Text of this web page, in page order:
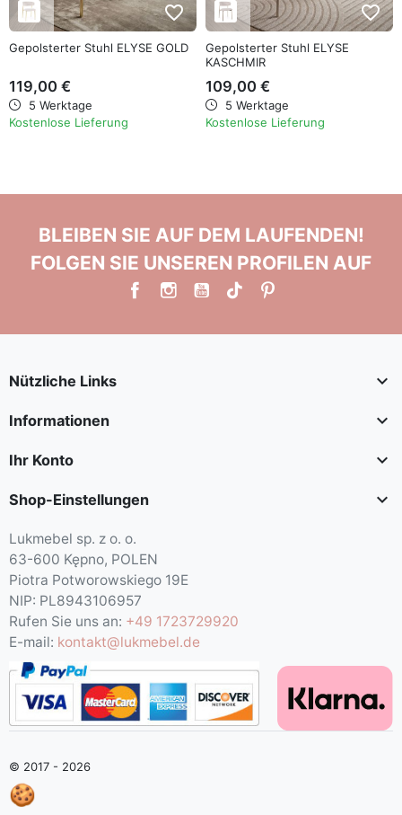
🍪
favorite_border
Gepolsterter Stuhl ELYSE GOLD
119,00 €
5 Werktage
Kostenlose Lieferung
favorite_border
Gepolsterter Stuhl ELYSE
KASCHMIR
109,00 €
5 Werktage
Kostenlose Lieferung
BLEIBEN SIE AUF DEM LAUFENDEN!
FOLGEN SIE UNSEREN PROFILEN AUF
Nützliche Links 
Informationen 
Ihr Konto 
Shop-Einstellungen 
Lukmebel sp. z o. o.
63-600 Kępno, POLEN
Piotra Potworowskiego 19E
NIP: PL8943106957
Rufen Sie uns an: +49 1723729920
E-mail: kontakt@lukmebel.de
© 2017 - 2026